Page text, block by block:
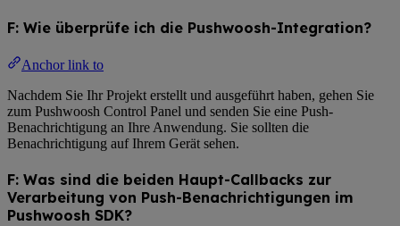
F: Wie überprüfe ich die Pushwoosh-Integration?
Anchor link to
Nachdem Sie Ihr Projekt erstellt und ausgeführt haben, gehen Sie
zum Pushwoosh Control Panel und senden Sie eine Push-
Benachrichtigung an Ihre Anwendung. Sie sollten die
Benachrichtigung auf Ihrem Gerät sehen.
F: Was sind die beiden Haupt-Callbacks zur
Verarbeitung von Push-Benachrichtigungen im
Pushwoosh SDK?